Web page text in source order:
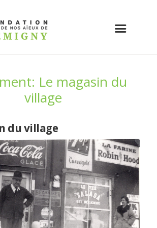
Le magasin du
village
du village